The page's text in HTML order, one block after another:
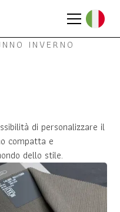
INVERNO
di personalizzare il
compatta e
dello stile.